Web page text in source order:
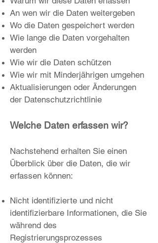
An wen wir die Daten weitergeben
Wo die Daten gespeichert werden
Wie lange die Daten vorgehalten
werden
Wie wir die Daten schützen
Wie wir mit Minderjährigen umgehen
Aktualisierungen oder Änderungen
der Datenschutzrichtlinie
Welche Daten erfassen wir?
Nachstehend erhalten Sie einen
Überblick über die Daten, die wir
erfassen können:
Nicht identifizierte und nicht
identifizierbare Informationen, die Sie
während des
Registrierungsprozesses